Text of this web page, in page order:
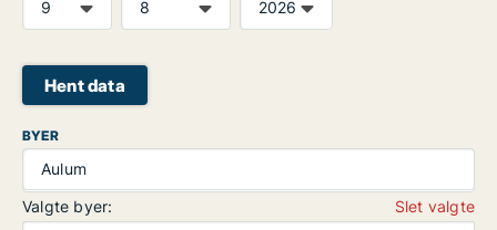
Hent data
BYER
Aulum
Valgte byer:
Slet valgte